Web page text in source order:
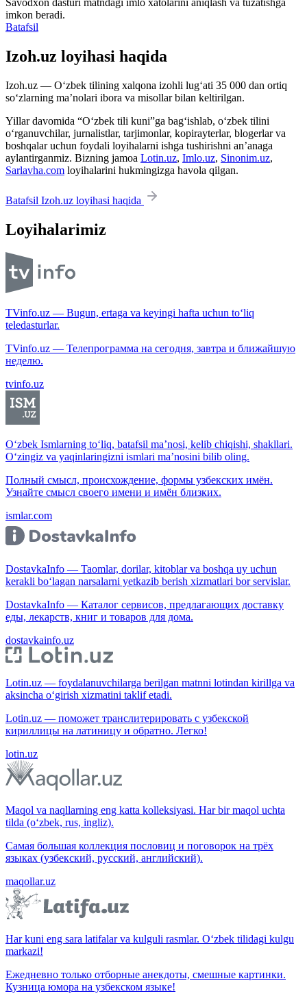
imkon beradi.
Batafsil
Izoh.uz loyihasi haqida
Izoh.uz — O‘zbek tilining xalqona izohli lug‘ati 35 000 dan ortiq
so‘zlarning ma’nolari ibora va misollar bilan keltirilgan.
Yillar davomida “O‘zbek tili kuni”ga bag‘ishlab, o‘zbek tilini
o‘rganuvchilar, jurnalistlar, tarjimonlar, kopirayterlar, blogerlar va
boshqalar uchun foydali loyihalarni ishga tushirishni an’anaga
aylantirganmiz. Bizning jamoa Lotin.uz, Imlo.uz, Sinonim.uz,
Sarlavha.com loyihalarini hukmingizga havola qilgan.
Batafsil Izoh.uz loyihasi haqida
Loyihalarimiz
TVinfo.uz — Bugun, ertaga va keyingi hafta uchun to‘liq
teledasturlar.
TVinfo.uz — Телепрограмма на сегодня, завтра и ближайшую
неделю.
tvinfo.uz
O‘zbek Ismlarning to‘liq, batafsil ma’nosi, kelib chiqishi, shakllari.
O‘zingiz va yaqinlaringizni ismlari ma’nosini bilib oling.
Полный смысл, происхождение, формы узбекских имён.
Узнайте смысл своего имени и имён близких.
ismlar.com
DostavkaInfo — Taomlar, dorilar, kitoblar va boshqa uy uchun
kerakli bo‘lagan narsalarni yetkazib berish xizmatlari bor servislar.
DostavkaInfo — Каталог сервисов, предлагающих доставку
еды, лекарств, книг и товаров для дома.
dostavkainfo.uz
Lotin.uz — foydalanuvchilarga berilgan matnni lotindan kirillga va
aksincha o‘girish xizmatini taklif etadi.
Lotin.uz — поможет транслитерировать с узбекской
кириллицы на латиницу и обратно. Легко!
lotin.uz
Maqol va naqllarning eng katta kolleksiyasi. Har bir maqol uchta
tilda (o‘zbek, rus, ingliz).
Самая большая коллекция пословиц и поговорок на трёх
языках (узбекский, русский, английский).
maqollar.uz
Har kuni eng sara latifalar va kulguli rasmlar. O‘zbek tilidagi kulgu
markazi!
Ежедневно только отборные анекдоты, смешные картинки.
Кузница юмора на узбекском языке!